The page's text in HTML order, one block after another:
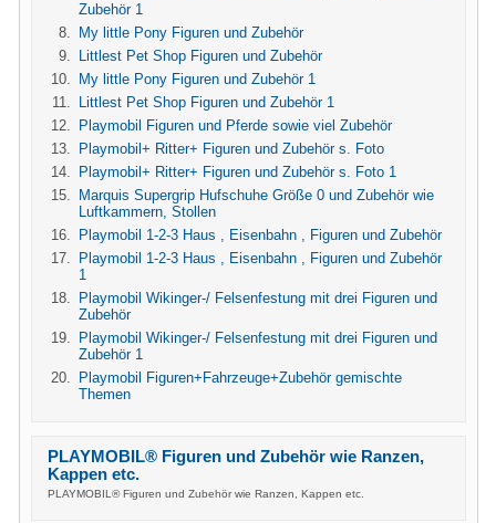
Zubehör 1
My little Pony Figuren und Zubehör
Littlest Pet Shop Figuren und Zubehör
My little Pony Figuren und Zubehör 1
Littlest Pet Shop Figuren und Zubehör 1
Playmobil Figuren und Pferde sowie viel Zubehör
Playmobil+ Ritter+ Figuren und Zubehör s. Foto
Playmobil+ Ritter+ Figuren und Zubehör s. Foto 1
Marquis Supergrip Hufschuhe Größe 0 und Zubehör wie
Luftkammern, Stollen
Playmobil 1-2-3 Haus , Eisenbahn , Figuren und Zubehör
Playmobil 1-2-3 Haus , Eisenbahn , Figuren und Zubehör
1
Playmobil Wikinger-/ Felsenfestung mit drei Figuren und
Zubehör
Playmobil Wikinger-/ Felsenfestung mit drei Figuren und
Zubehör 1
Playmobil Figuren+Fahrzeuge+Zubehör gemischte
Themen
PLAYMOBIL® Figuren und Zubehör wie Ranzen,
Kappen etc.
PLAYMOBIL® Figuren und Zubehör wie Ranzen, Kappen etc.